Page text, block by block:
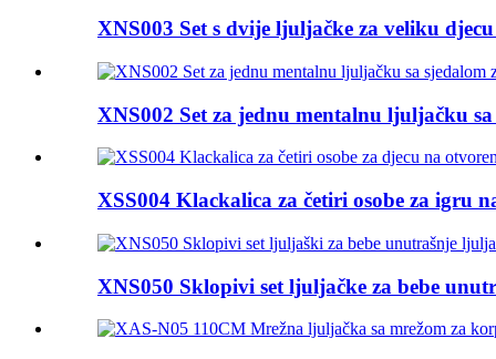
XNS003 Set s dvije ljuljačke za veliku
XNS002 Set za jednu mentalnu ljuljačku
XSS004 Klackalica za četiri osobe za igru
XNS050 Sklopivi set ljuljačke za bebe